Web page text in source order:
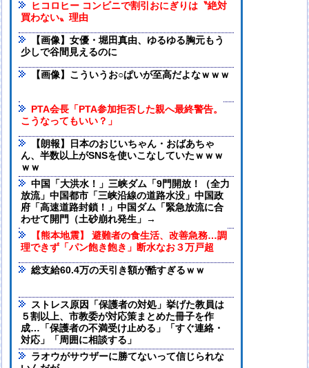
ヒコロヒー コンビニで割引おにぎりは〝絶対
買わない〟理由
【画像】女優・堀田真由、ゆるゆる胸元もう
少しで谷間見えるのに
【画像】こういうお○ぱいが至高だよなｗｗｗ
PTA会長「PTA参加拒否した親へ最終警告。
こうなってもいい？」
【朗報】日本のおじいちゃん・おばあちゃ
ん、半数以上がSNSを使いこなしていたｗｗｗ
ｗｗ
中国「大洪水！」三峡ダム「9門開放！（全力
放流」中国都市「三峡沿線の道路水没」中国政
府「高速道路封鎖！」中国ダム「緊急放流に合
わせて開門（土砂崩れ発生」→
【熊本地震】 避難者の食生活、改善急務…調
理できず「パン飽き飽き」断水なお３万戸超
総支給60.4万の天引き額が酷すぎるｗｗ
ストレス原因「保護者の対処」挙げた教員は
５割以上、市教委が対応策まとめた冊子を作
成…「保護者の不満受け止める」「すぐ連絡・
対応」「周囲に相談する」
ラオウがサウザーに勝てないって信じられな